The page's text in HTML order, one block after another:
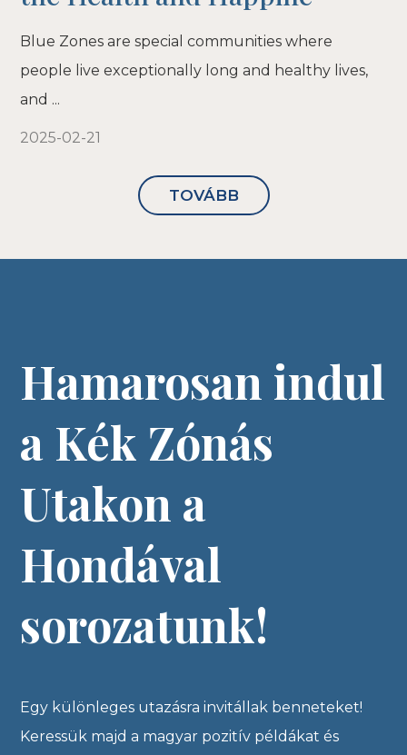
Blue Zones are special communities where
people live exceptionally long and healthy lives,
and ...
2025-02-21
TOVÁBB
Hamarosan indul
a Kék Zónás
Utakon a
Hondával
sorozatunk!
Egy különleges utazásra invitállak benneteket!
Keressük majd a magyar pozitív példákat és